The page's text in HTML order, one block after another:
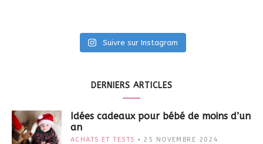
Suivre sur Instagram
DERNIERS ARTICLES
Idées cadeaux pour bébé de moins d’un
an
ACHATS ET TESTS 25 NOVEMBRE 2024